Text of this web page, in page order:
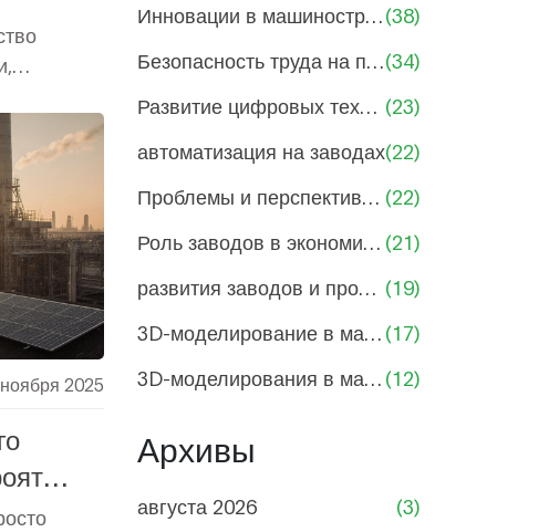
2025
руководителей
Инновации в машиностроении и производстве(38)
Безопасность труда на производствах(34)
Развитие цифровых технологий в производстве (23)
автоматизация на заводах(22)
Проблемы и перспективы машиностроения (22)
Роль заводов в экономике России (21)
развития заводов и промышленности (19)
3D-моделирование в машиностроении (17)
3D-моделирования в машиностроении (12)
Архивы
августа 2026
(3)